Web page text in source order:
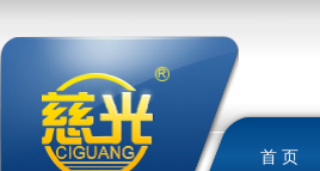
首 页